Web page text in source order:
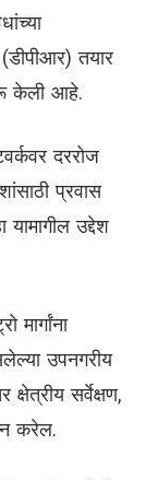
तयार
केली आहे.
दररोज
प्रवास
उद्देश
मार्गांना
उपनगरीय
सर्वेक्षण,
करेल.